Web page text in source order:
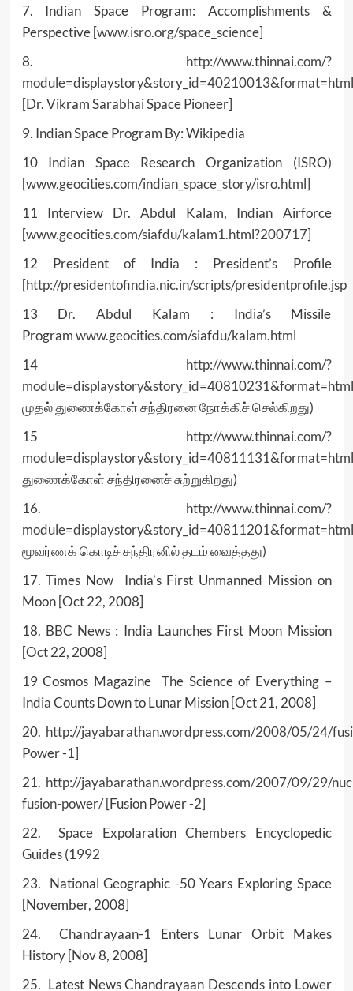
7. Indian Space Program: Accomplishments &
Perspective [www.isro.org/space_science]
8. http://www.thinnai.com/?
module=displaystory&story_id=40210013&format=html
[Dr. Vikram Sarabhai Space Pioneer]
9. Indian Space Program By: Wikipedia
10 Indian Space Research Organization (ISRO)
[www.geocities.com/indian_space_story/isro.html]
11 Interview Dr. Abdul Kalam, Indian Airforce
[www.geocities.com/siafdu/kalam1.html?200717]
12 President of India : President’s Profile
[http://presidentofindia.nic.in/scripts/presidentprofile.jsp
13 Dr. Abdul Kalam : India’s Missile
Programwww.geocities.com/siafdu/kalam.html
14 http://www.thinnai.com/?
module=displaystory&story_id=40810231&format=html
முதல் துணைக்கோள் சந்திரனை நோக்கிச் செல்கிறது)
15 http://www.thinnai.com/?
module=displaystory&story_id=40811131&format=html
துணைக்கோள் சந்திரனைச் சுற்றுகிறது)
16. http://www.thinnai.com/?
module=displaystory&story_id=40811201&format=html
மூவர்ணக் கொடிச் சந்திரனில் தடம் வைத்தது)
17. Times Now India’s First Unmanned Mission on
Moon [Oct 22, 2008]
18. BBC News : India Launches First Moon Mission
[Oct 22, 2008]
19 Cosmos Magazine The Science of Everything –
India Counts Down to Lunar Mission [Oct 21, 2008]
20. http://jayabarathan.wordpress.com/2008/05/24/
Power -1]
21. http://jayabarathan.wordpress.com/2007/09/29/
fusion-power/[Fusion Power -2]
22. Space Expolaration Chembers Encyclopedic
Guides (1992
23. National Geographic -50 Years Exploring Space
[November, 2008]
24. Chandrayaan-1 Enters Lunar Orbit Makes
History [Nov 8, 2008]
25. Latest News Chandrayaan Descends into Lower